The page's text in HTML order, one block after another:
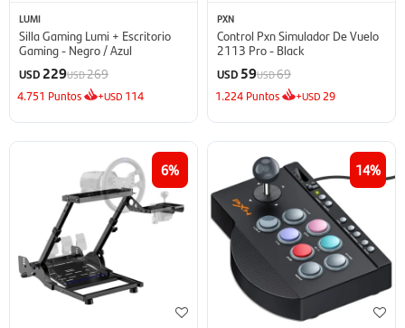
LUMI
Silla Gaming Lumi + Escritorio
Gaming - Negro / Azul
USD229USD269
4.751 Puntos +USD 114
PXN
Control Pxn Simulador De Vuelo
2113 Pro - Black
USD 59USD69
1.224 Puntos +USD29
6 14